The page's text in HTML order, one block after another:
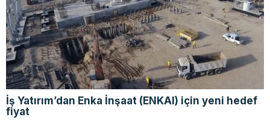
İş Yatırım’dan Enka İnşaat (ENKAI) için yeni hedef
fiyat